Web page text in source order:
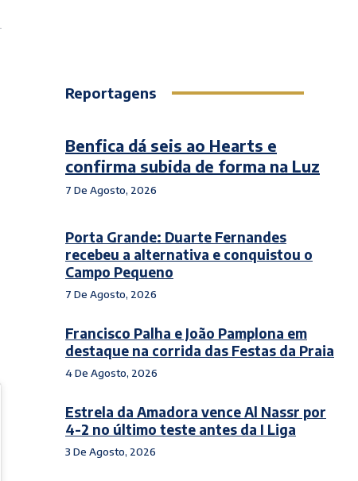
Reportagens
Benfica dá seis ao Hearts e
confirma subida de forma na Luz
7 De Agosto, 2026
Porta Grande: Duarte Fernandes
recebeu a alternativa e conquistou o
Campo Pequeno
7 De Agosto, 2026
Francisco Palha e João Pamplona em
destaque na corrida das Festas da Praia
4 De Agosto, 2026
Estrela da Amadora vence Al Nassr por
4-2 no último teste antes da I Liga
3 De Agosto, 2026